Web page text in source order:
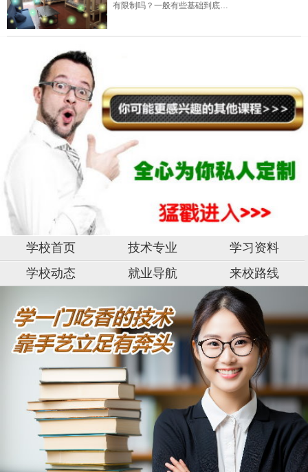
有限制吗？一般有些基础到底…
学校首页 技术专业
学习资料
学校动态
就业导航 来校路线
湖